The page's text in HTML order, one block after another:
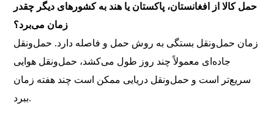
حمل کالا از افغانستان، پاکستان یا هند به کشورهای دیگر چقدر
زمان می‌برد؟
زمان حمل‌ونقل بستگی به روش حمل و فاصله دارد. حمل‌ونقل
جاده‌ای معمولاً چند روز طول می‌کشد، حمل‌ونقل هوایی
سریع‌تر است و حمل‌ونقل دریایی ممکن است چند هفته زمان
ببرد.